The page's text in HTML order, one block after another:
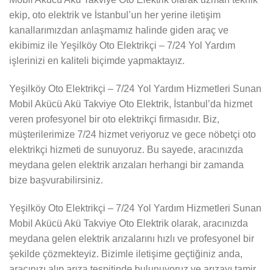
ekip, oto elektrik ve İstanbul’un her yerine iletişim
kanallarımızdan anlaşmamız halinde giden araç ve
ekibimiz ile Yeşilköy Oto Elektrikçi – 7/24 Yol Yardım
işlerinizi en kaliteli biçimde yapmaktayız.
Yeşilköy Oto Elektrikçi – 7/24 Yol Yardım Hizmetleri Sunan
Mobil Akücü Akü Takviye Oto Elektrik, İstanbul’da hizmet
veren profesyonel bir oto elektrikçi firmasıdır. Biz,
müşterilerimize 7/24 hizmet veriyoruz ve gece nöbetçi oto
elektrikçi hizmeti de sunuyoruz. Bu sayede, aracınızda
meydana gelen elektrik arızaları herhangi bir zamanda
bize başvurabilirsiniz.
Yeşilköy Oto Elektrikçi – 7/24 Yol Yardım Hizmetleri Sunan
Mobil Akücü Akü Takviye Oto Elektrik olarak, aracınızda
meydana gelen elektrik arızalarını hızlı ve profesyonel bir
şekilde çözmekteyiz. Bizimle iletişime geçtiğiniz anda,